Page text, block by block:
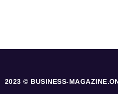
2023 © BUSINESS-